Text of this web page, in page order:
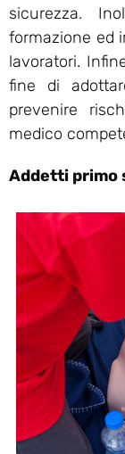
sicurezza.
formazione ed
lavoratori.
fine di
prevenire
medico
Addetti primo